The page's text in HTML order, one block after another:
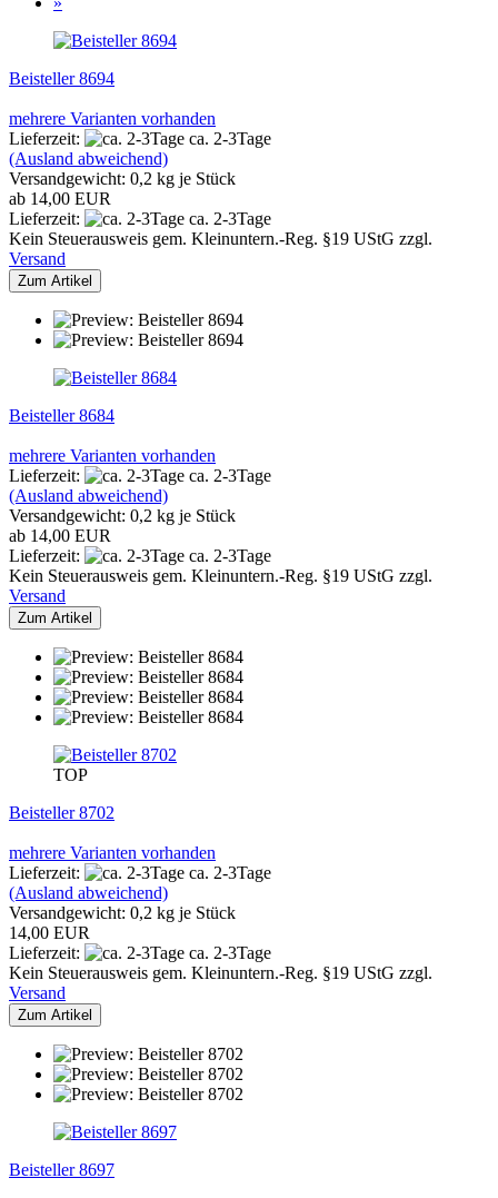
Beisteller 8694
mehrere Varianten vorhanden
Lieferzeit:
ca. 2-3Tage
(Ausland abweichend)
Versandgewicht: 0,2 kg je Stück
ab 14,00 EUR
Lieferzeit:
ca. 2-3Tage
Kein Steuerausweis gem. Kleinuntern.-Reg. §19 UStG zzgl.
Versand
Zum Artikel
Beisteller 8684
mehrere Varianten vorhanden
Lieferzeit:
ca. 2-3Tage
(Ausland abweichend)
Versandgewicht: 0,2 kg je Stück
ab 14,00 EUR
Lieferzeit:
ca. 2-3Tage
Kein Steuerausweis gem. Kleinuntern.-Reg. §19 UStG zzgl.
Versand
Zum Artikel
TOP
Beisteller 8702
mehrere Varianten vorhanden
Lieferzeit:
ca. 2-3Tage
(Ausland abweichend)
Versandgewicht: 0,2 kg je Stück
14,00 EUR
Lieferzeit:
ca. 2-3Tage
Kein Steuerausweis gem. Kleinuntern.-Reg. §19 UStG zzgl.
Versand
Zum Artikel
Beisteller 8697